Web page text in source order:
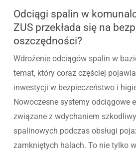
Odciągi spalin w
ZUS przekłada się na
oszczędności?
Wdrożenie odciągów spalin w
temat, który coraz częściej
inwestycji w bezpieczeństwo i
Nowoczesne systemy odciągowe
związane z wdychaniem
spalinowych podczas obsługi
zamkniętych halach. To nie tylko